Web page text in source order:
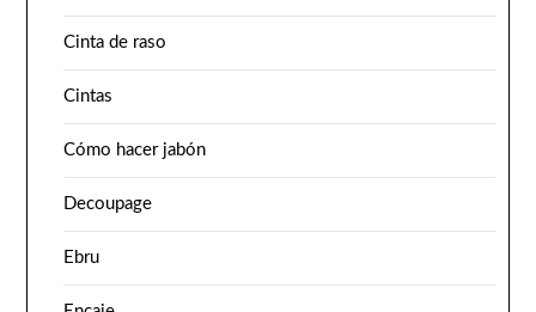
Cinta de raso
Cintas
Cómo hacer jabón
Decoupage
Ebru